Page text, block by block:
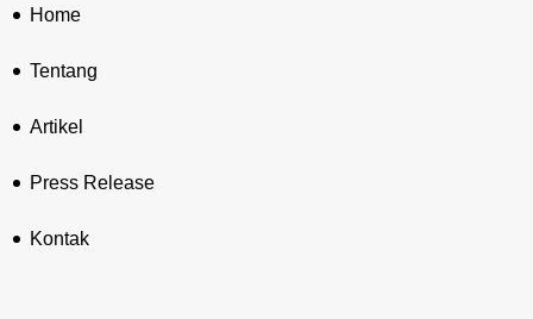
Home
Tentang
Artikel
Press Release
Kontak